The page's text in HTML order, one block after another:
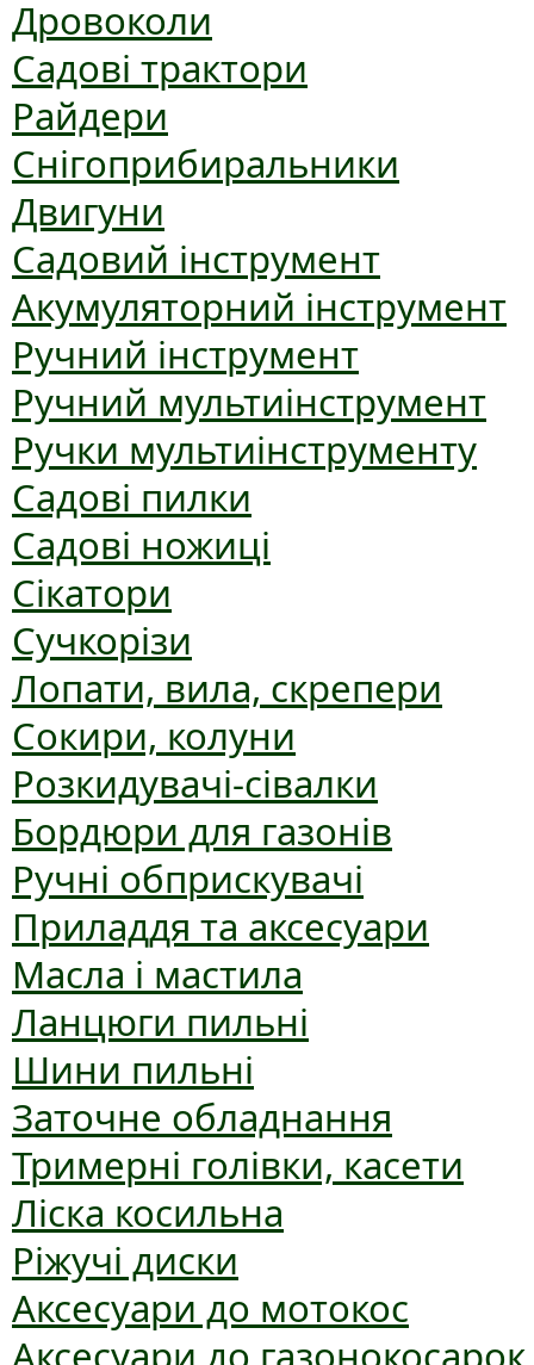
Дровоколи
Садові трактори
Райдери
Снігоприбиральники
Двигуни
Садовий інструмент
Акумуляторний інструмент
Ручний інструмент
Ручний мультиінструмент
Ручки мультиінструменту
Садові пилки
Садові ножиці
Сікатори
Сучкорізи
Лопати, вила, скрепери
Сокири, колуни
Розкидувачі-сівалки
Бордюри для газонів
Ручні обприскувачі
Приладдя та аксесуари
Масла і мастила
Ланцюги пильні
Шини пильні
Заточне обладнання
Тримерні голівки, касети
Ліска косильна
Ріжучі диски
Аксесуари до мотокос